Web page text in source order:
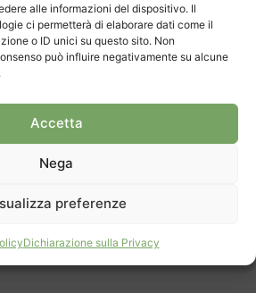
alle informazioni del dispositivo. Il
ci permetterà di elaborare dati come il
o ID unici su questo sito. Non
può influire negativamente su alcune
Accetta
Nega
preferenze
Dichiarazione sulla Privacy
che la strada intrapresa è quella
titolo U14 e Coppa Svizzera con la
U19: sì il duro lavoro paga! E
svizzere il movimento
molto bene!
Riva Basket U19